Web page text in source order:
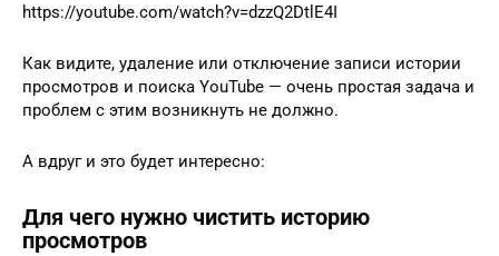
https://youtube.com/watch?v=dzzQ2DtlE4I
Как видите, удаление или отключение записи истории
просмотров и поиска YouTube — очень простая задача и
проблем с этим возникнуть не должно.
А вдруг и это будет интересно:
Для чего нужно чистить историю
просмотров